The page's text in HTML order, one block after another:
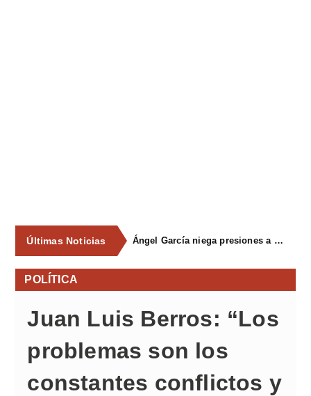
Últimas Noticias Avanzan las obras de urbanización del parque de La Reconquista, en los terrenos del antiguo matadero de Pola de Siero
POLÍTICA
Juan Luis Berros: “Los
problemas son los
constantes conflictos y